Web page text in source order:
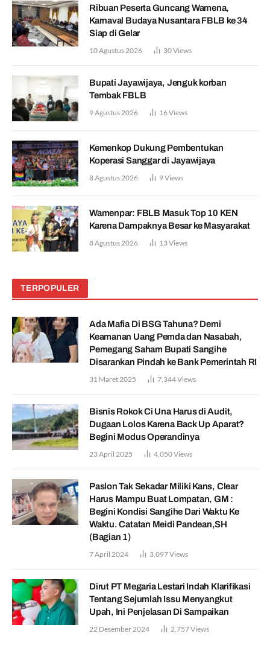
Ribuan Peserta Guncang Wamena,
Karnaval Budaya Nusantara FBLB ke 34
Siap di Gelar
10 Agustus 2026 30Views
Bupati Jayawijaya, Jenguk korban
Tembak FBLB
9 Agustus 2026 16Views
Kemenkop Dukung Pembentukan
Koperasi Sanggar di Jayawijaya
8 Agustus 2026 9Views
Wamenpar: FBLB Masuk Top 10 KEN
Karena Dampaknya Besar ke Masyarakat
8 Agustus 2026 13Views
TERPOPULER
Ada Mafia Di BSG Tahuna? Demi
Keamanan Uang Pemda dan Nasabah,
Pemegang Saham Bupati Sangihe
Disarankan Pindah ke Bank Pemerintah RI
31 Maret 2025 7,344Views
Bisnis Rokok Ci Una Harus di Audit,
Dugaan Lolos Karena Back Up Aparat?
Begini Modus Operandinya
23 April 2025 4,050Views
Paslon Tak Sekadar Miliki Kans, Clear
Harus Mampu Buat Lompatan, GM :
Begini Kondisi Sangihe Dari Waktu Ke
Waktu. Catatan Meidi Pandean,SH
(Bagian 1)
7 April 2024 3,097Views
Dirut PT Megaria Lestari Indah Klarifikasi
Tentang Sejumlah Issu Menyangkut
Upah, Ini Penjelasan Di Sampaikan
22 Desember 2024 2,757Views